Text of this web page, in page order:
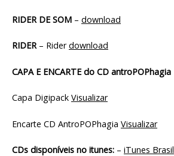
RIDER DE SOM – download
RIDER – Riderdownload
CAPA E ENCARTE do CD antroPOPhagia
Capa Digipack Visualizar
Encarte CD AntroPOPhagia Visualizar
CDs disponíveis no itunes: – iTunes Brasil